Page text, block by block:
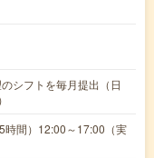
シフトを毎月提出（日
間）12:00～17:00（実